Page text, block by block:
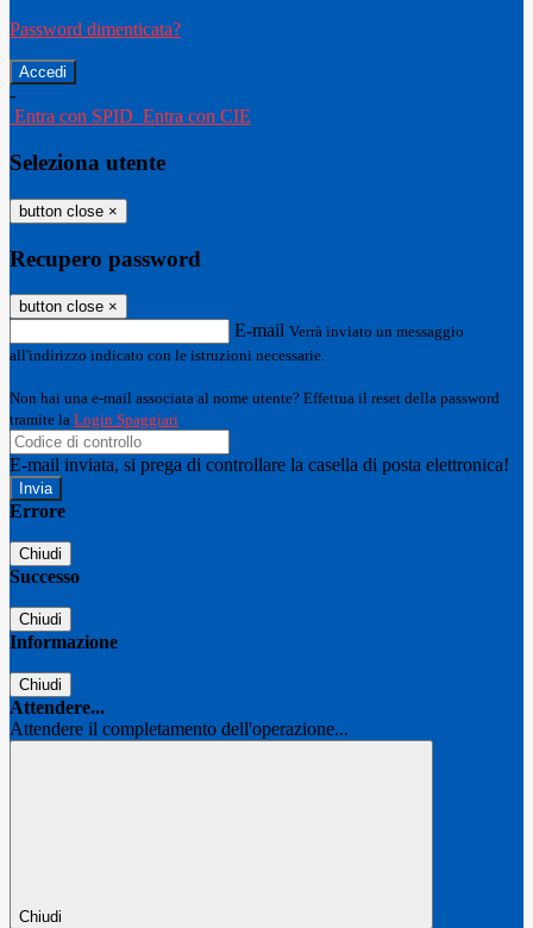
Password dimenticata?
-
Entra con SPID Entra con CIE
Seleziona utente
button close ×
Recupero password
button close ×
E-mail Verrà inviato un messaggio
all'indirizzo indicato con le istruzioni necessarie.
Non hai una e-mail associata al nome utente? Effettua il reset della password
tramite la Login Spaggiari
E-mail inviata, si prega di controllare la casella di posta elettronica!
Errore
Chiudi
Successo
Chiudi
Informazione
Chiudi
Attendere...
Attendere il completamento dell'operazione...
Chiudi